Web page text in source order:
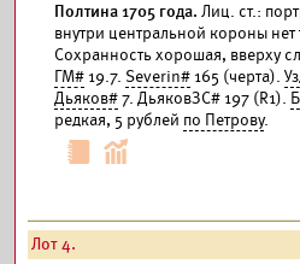
Полтина 1705 года. Лиц. ст.:
внутри центральной короны нет
Сохранность хорошая, вверху
ГМ# 19.7. Severin# 165 (черта).
Дьяков#7. ДьяковЗС# 197 (R1).
редкая, 5 рублей по Петрову.
Лот 4.